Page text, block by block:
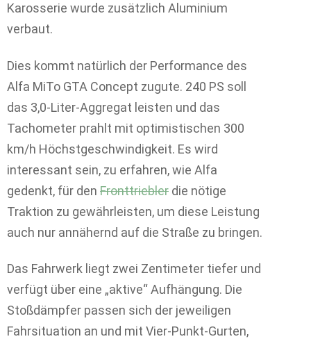
Karosserie wurde zusätzlich Aluminium
verbaut.
Dies kommt natürlich der Performance des
Alfa MiTo GTA Concept zugute. 240 PS soll
das 3,0-Liter-Aggregat leisten und das
Tachometer prahlt mit optimistischen 300
km/h Höchstgeschwindigkeit. Es wird
interessant sein, zu erfahren, wie Alfa
gedenkt, für den Fronttriebler die nötige
Traktion zu gewährleisten, um diese Leistung
auch nur annähernd auf die Straße zu bringen.
Das Fahrwerk liegt zwei Zentimeter tiefer und
verfügt über eine „aktive“ Aufhängung. Die
Stoßdämpfer passen sich der jeweiligen
Fahrsituation an und mit Vier-Punkt-Gurten,